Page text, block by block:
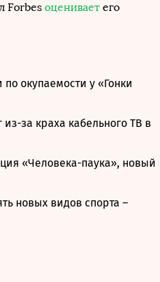
Forbes оценивает его
окупаемости у «Гонки
за краха кабельного ТВ в
«Человека-паука», новый
новых видов спорта –